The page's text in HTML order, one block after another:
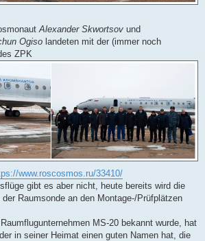
Alexander Skwortsov und
Ogiso landeten mit der (immer noch
ZPK
www.roscosmos.ru/33410/
gibt es aber nicht, heute bereits wird die
Raumsonde an den Montage-/Prüfplätzen
MS-20 bekannt wurde, hat
in seiner Heimat einen guten Namen hat, die